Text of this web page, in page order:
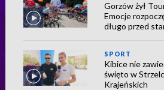
Gorzów żył
Emocje
długo przed
SPORT
Kibice nie
święto w
Krajeńskich